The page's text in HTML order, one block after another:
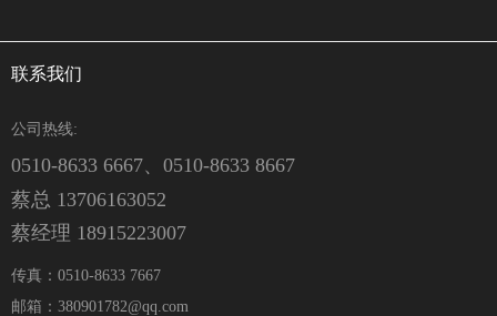
联系我们
公司热线:
0510-8633 6667、0510-8633 8667
蔡总 13706163052
蔡经理 18915223007
传真：0510-8633 7667
邮箱：380901782@qq.com